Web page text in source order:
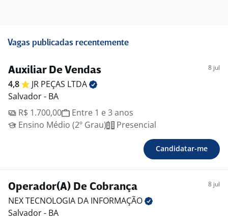
Vagas publicadas recentemente
Auxiliar De Vendas 8 jul
4,8 JR PEÇAS LTDA
Salvador - BA
R$ 1.700,00
Entre 1 e 3 anos
Ensino Médio (2º Grau)
Presencial
Candidatar-me
Operador(A) De Cobrança 8 jul
NEX TECNOLOGIA DA INFORMAÇÃO
Salvador - BA